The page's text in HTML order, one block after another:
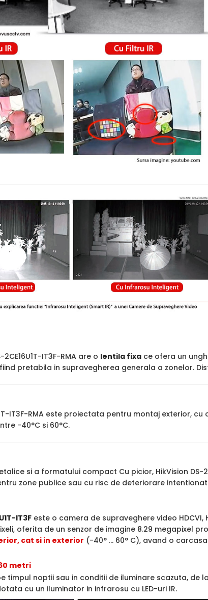
IT3F-RMA are o lentila fixa ce ofera un
pretabila in supravegherea generala a zonelor.
IT3F-RMA este proiectata pentru montaj exterior, cu
-40°C si 60°C.
si a formatului compact Cu picior, HikVision DS-
zone publice sau cu risc de deteriorare
IT3F este o camera de supraveghere video HDCVI,
oferita de un senzor de imagine 8.29 megapixel
cat si in exterior (-40° ... 60° C), avand o
metri
timpul noptii sau in conditii de iluminare scazuta, de
cu un iluminator in infrarosu cu LED-uri IR.